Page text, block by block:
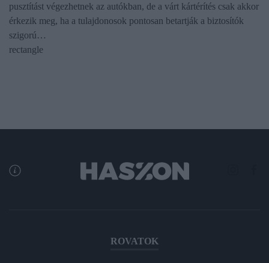
pusztítást végezhetnek az autókban, de a várt kártérítés csak akkor
érkezik meg, ha a tulajdonosok pontosan betartják a biztosítók
szigorú…
rectangle
ROVATOK